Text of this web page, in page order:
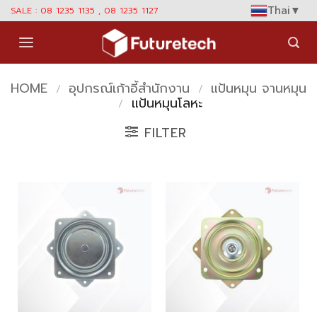
Skip
content
SALE : 08 1235 1135 , 08 1235 1127 Thai▼
HOME / อุปกรณ์เก้าอี้สำนักงาน / แป้นหมุน จานหมุน
/
แป้นหมุนโลหะ
FILTER